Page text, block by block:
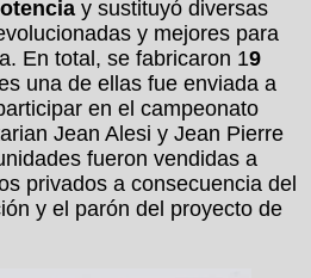
y sustituyó diversas
y mejores para
En total, se fabricaron 19
una de ellas fue enviada a
en el campeonato
Jean Alesi y Jean Pierre
fueron vendidas a
privados a consecuencia del
y el parón del proyecto de